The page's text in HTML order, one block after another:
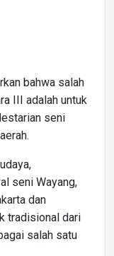
bahwa salah
III adalah untuk
seni
seni Wayang,
dan
tradisional dari
salah satu